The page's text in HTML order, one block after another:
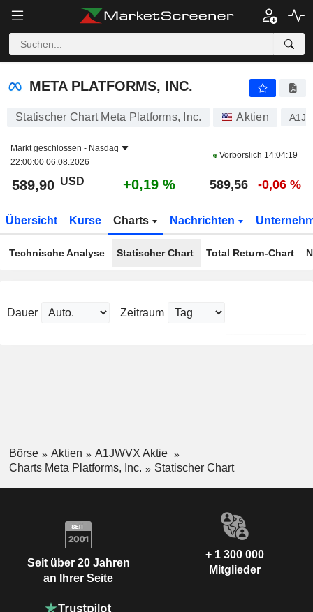
META PLATFORMS, INC.
META PLATFORMS, INC.
Statischer Chart Meta Platforms, Inc. Aktien
Markt geschlossen - Nasdaq
22:00:00 06.08.2026
Vorbörslich 14:04:19
589,90 USD +0,19 % 589,56 -0,06 %
Übersicht Kurse Charts Nachrichten
Technische Analyse Statischer Chart Total Return-Chart
Dauer Zeitraum
Börse Aktien
A1JWVX Aktie
Charts Meta Platforms, Inc.
Statischer Chart
Seit über 20 Jahren
an Ihrer Seite
+ 1 300 000
Mitglieder